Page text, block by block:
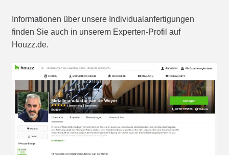
Informationen über unsere Individualanfertigungen
finden Sie auch in unserem Experten-Profil auf
Houzz.de.